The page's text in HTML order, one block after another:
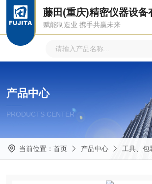
藤田(重庆)精密仪器设备
赋能制造业 携手共赢未来
产品中心
PRODUCTS CENTER
当前位置： 首页 产品中心 工具、包